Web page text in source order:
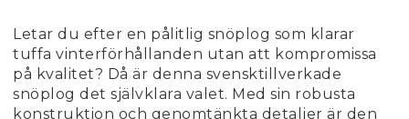
Letar du efter en pålitlig snöplog som klarar
tuffa vinterförhållanden utan att kompromissa
på kvalitet? Då är denna svensktillverkade
snöplog det självklara valet. Med sin robusta
konstruktion och genomtänkta detaljer är den